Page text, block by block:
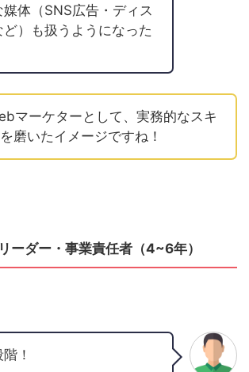
体（SNS広告・ディス
）も扱うようになった
マーケターとして、実務的なスキ
磨いたイメージですね！
ーダー・事業責任者（4~6年）
！